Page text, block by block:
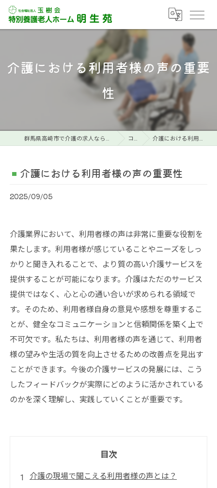
介護における利用者様の声の重要
性
群馬県高崎市で介護の求人なら特別養護老人ホーム明生苑 コラム 介護における利用者様の声の重要性
介護における利用者様の声の重要性
2025/09/05
介護業界において、利用者様の声は非常に重要な役割を
果たします。利用者様が感じていることやニーズをしっ
かりと聞き入れることで、より質の高い介護サービスを
提供することが可能になります。介護はただのサービス
提供ではなく、心と心の通い合いが求められる領域で
す。そのため、利用者様自身の意見や感想を尊重するこ
とが、健全なコミュニケーションと信頼関係を築く上で
不可欠です。私たちは、利用者様の声を通じて、利用者
様の望みや生活の質を向上させるための改善点を見出す
ことができます。今後の介護サービスの発展には、こう
したフィードバックが実際にどのように活かされている
のかを深く理解し、実践していくことが重要です。
目次
介護の現場で聞こえる利用者様の声とは？